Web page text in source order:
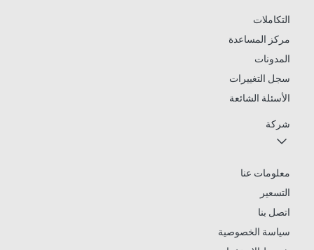
التكاملات
مركز المساعدة
المدونات
سجل التغييرات
الأسئلة الشائعة
شركة
معلومات عنا
التسعير
اتصل بنا
سياسة الخصوصية